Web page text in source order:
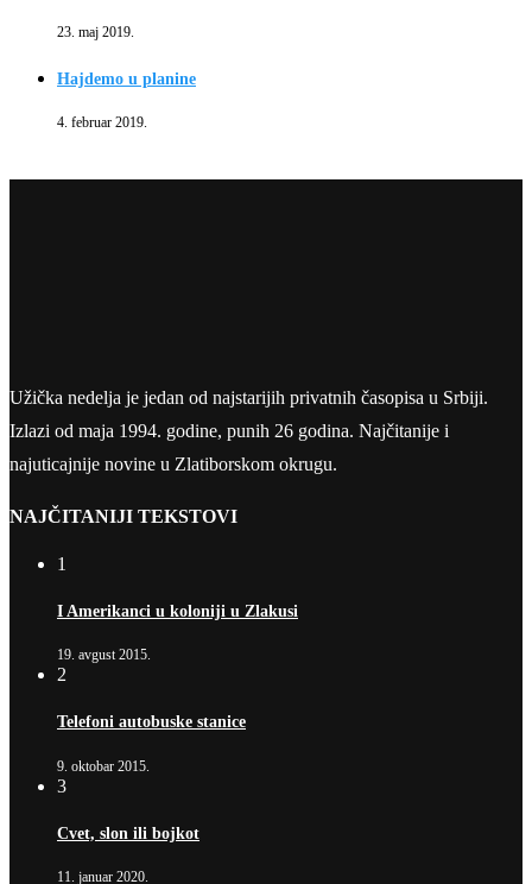
23. maj 2019.
Hajdemo u planine
4. februar 2019.
Užička nedelja je jedan od najstarijih privatnih časopisa u Srbiji.
Izlazi od maja 1994. godine, punih 26 godina. Najčitanije i
najuticajnije novine u Zlatiborskom okrugu.
NAJČITANIJI TEKSTOVI
1
I Amerikanci u koloniji u Zlakusi
19. avgust 2015.
2
Telefoni autobuske stanice
9. oktobar 2015.
3
Cvet, slon ili bojkot
11. januar 2020.